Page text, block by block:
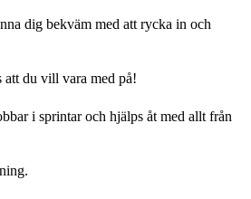
dig bekväm med att rycka in och
att du vill vara med på!
i sprintar och hjälps åt med allt från